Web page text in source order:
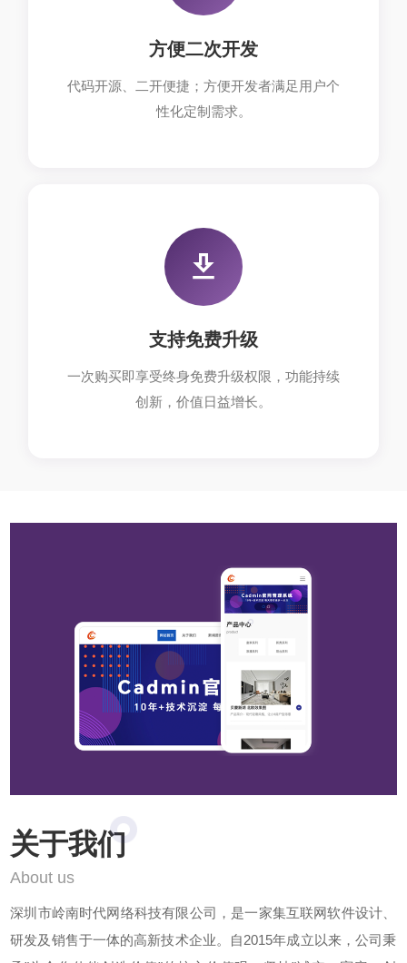
方便二次开发
代码开源、二开便捷；方便开发者满足用户个
性化定制需求。
支持免费升级
一次购买即享受终身免费升级权限，功能持续
创新，价值日益增长。
关于我们
About us
深圳市岭南时代网络科技有限公司，是一家集互联网软件设计、
研发及销售于一体的高新技术企业。自2015年成立以来，公司秉